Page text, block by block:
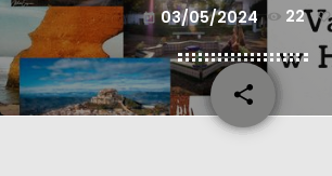
today 03/05/2024 22
share
email